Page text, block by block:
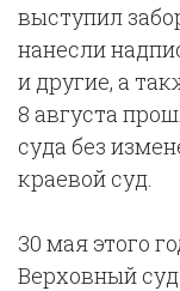
выступил
нанесли
и другие, а
8 августа
суда без
краевой суд.
30 мая этого
Верховный